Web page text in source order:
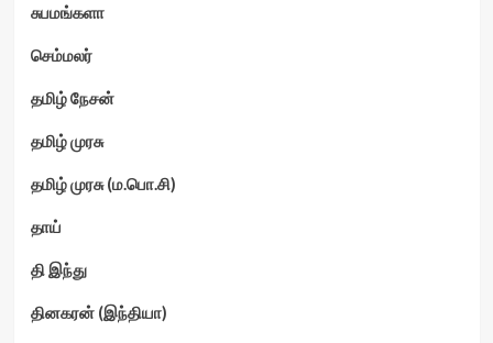
சுபமங்களா
செம்மலர்
தமிழ் நேசன்
தமிழ் முரசு
தமிழ் முரசு (ம.பொ.சி)
தாய்
தி இந்து
தினகரன் (இந்தியா)